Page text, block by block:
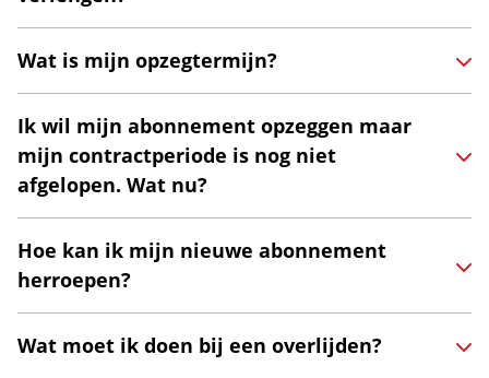
Wat is mijn opzegtermijn?
Ik wil mijn abonnement opzeggen maar
mijn contractperiode is nog niet
afgelopen. Wat nu?
Hoe kan ik mijn nieuwe abonnement
herroepen?
Wat moet ik doen bij een overlijden?